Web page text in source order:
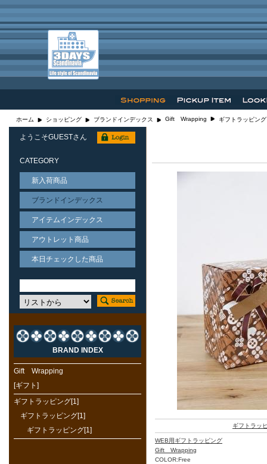
ホーム ショッピング ブランドインデックス Gift Wrapping ギフトラッピング
ギフトラッ
WEB用ギフトラッピング
Gift Wrapping
COLOR:Free
ようこそGUESTさん
CATEGORY
新入荷商品
ブランドインデックス
アイテムインデックス
アウトレット商品
本日チェックした商品
BRAND INDEX
Gift Wrapping
[ギフト]
ギフトラッピング[1]
ギフトラッピング[1]
ギフトラッピング[1]